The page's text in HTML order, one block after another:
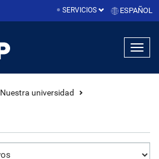
SERVICIOS ESPAÑOL
Nuestra universidad